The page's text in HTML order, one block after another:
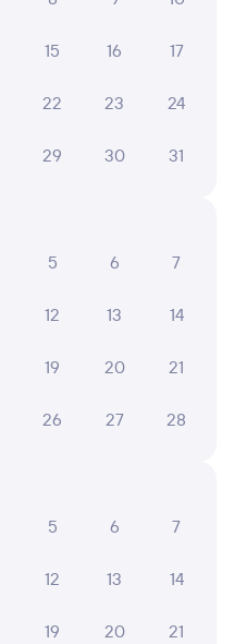
7,8
Лазаревское
09:43
15 16 17
22 23 24
29 30 31
5 6 7
12 13 14
19 20 21
26 27 28
5 6 7
12 13 14
19 20 21